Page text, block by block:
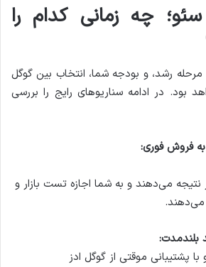
چه زمانی کدام را
رشد، و بودجه شما، انتخاب بین گوگل
بود. در ادامه سناریوهای رایج را بررسی
نتیجه می‌دهند و به شما اجازه تست بازار و
می‌دهند.
پشتیبانی موقتی از گوگل ادز